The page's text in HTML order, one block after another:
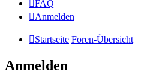
FAQ
Anmelden
Startseite Foren-Übersicht
Anmelden